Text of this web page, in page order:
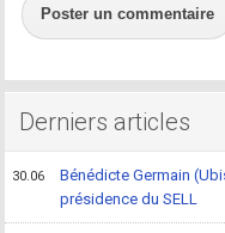
Poster un commentaire
Derniers articles
30.06
Bénédicte Germain
présidence du SELL